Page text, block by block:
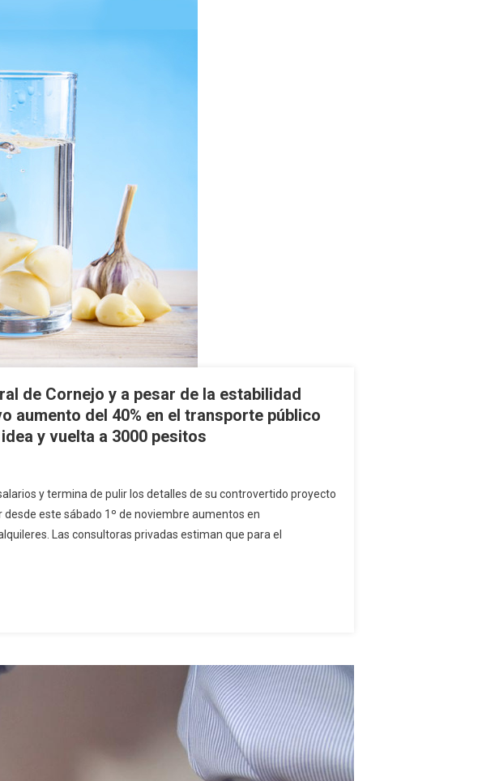
de Cornejo y a pesar de la estabilidad
aumento del 40% en el transporte público
y vuelta a 3000 pesitos
y termina de pulir los detalles de su controvertido proyecto
este sábado 1º de noviembre aumentos en
Las consultoras privadas estiman que para el